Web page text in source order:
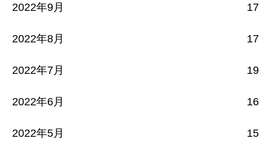
2022年9月 17
2022年8月 17
2022年7月 19
2022年6月 16
2022年5月 15